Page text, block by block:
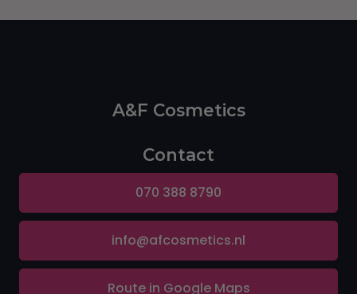
A&F Cosmetics
Contact
070 388 8790
info@afcosmetics.nl
Route in Google Maps